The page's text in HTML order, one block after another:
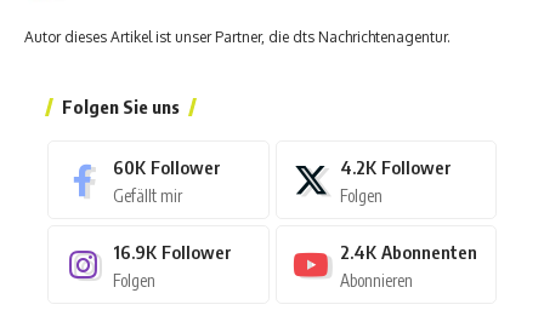
Autor dieses Artikel ist unser Partner, die dts Nachrichtenagentur.
Folgen Sie uns
60K Follower
Gefällt mir
4.2K Follower
Folgen
16.9K Follower
Folgen
2.4K Abonnenten
Abonnieren